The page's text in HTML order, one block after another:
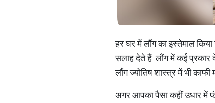
हर घर में लौंग का इस्तेमाल
सलाह देते हैं. लौंग में कई प्रकार
लौंग ज्योतिष शास्त्र में भी
अगर आपका पैसा कहीं उधार में